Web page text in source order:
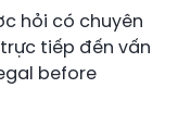
hỏi có chuyên
tiếp đến vấn
before